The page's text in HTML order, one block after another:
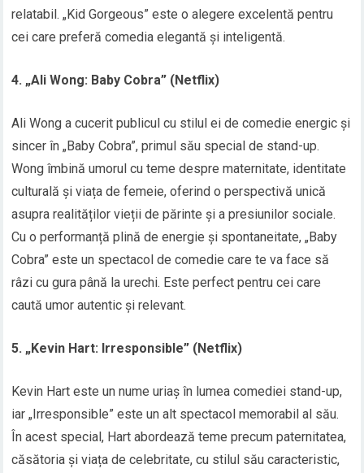
relatabil. „Kid Gorgeous” este o alegere excelentă pentru
cei care preferă comedia elegantă și inteligentă.
4. „Ali Wong: Baby Cobra” (Netflix)
Ali Wong a cucerit publicul cu stilul ei de comedie energic și
sincer în „Baby Cobra”, primul său special de stand-up.
Wong îmbină umorul cu teme despre maternitate, identitate
culturală și viața de femeie, oferind o perspectivă unică
asupra realităților vieții de părinte și a presiunilor sociale.
Cu o performanță plină de energie și spontaneitate, „Baby
Cobra” este un spectacol de comedie care te va face să
râzi cu gura până la urechi. Este perfect pentru cei care
caută umor autentic și relevant.
5. „Kevin Hart: Irresponsible” (Netflix)
Kevin Hart este un nume uriaș în lumea comediei stand-up,
iar „Irresponsible” este un alt spectacol memorabil al său.
În acest special, Hart abordează teme precum paternitatea,
căsătoria și viața de celebritate, cu stilul său caracteristic,